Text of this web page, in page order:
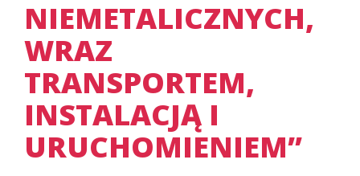
NIEMETALICZNYCH,
WRAZ
TRANSPORTEM,
INSTALACJĄ I
URUCHOMIENIEM”